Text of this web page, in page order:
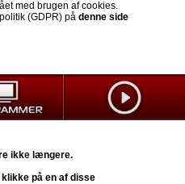
med brugen af cookies.
(GDPR) på denne side
ikke længere.
på en af disse